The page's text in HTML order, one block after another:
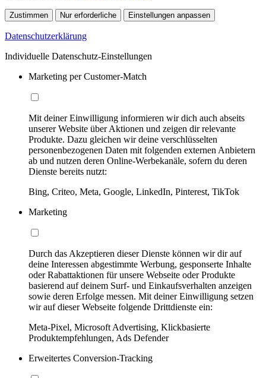
Zustimmen Nur erforderliche Einstellungen anpassen
Datenschutzerklärung
Individuelle Datenschutz-Einstellungen
Marketing per Customer-Match
Mit deiner Einwilligung informieren wir dich auch abseits
unserer Website über Aktionen und zeigen dir relevante
Produkte. Dazu gleichen wir deine verschlüsselten
personenbezogenen Daten mit folgenden externen Anbietern
ab und nutzen deren Online-Werbekanäle, sofern du deren
Dienste bereits nutzt:
Bing, Criteo, Meta, Google, LinkedIn, Pinterest, TikTok
Marketing
Durch das Akzeptieren dieser Dienste können wir dir auf
deine Interessen abgestimmte Werbung, gesponserte Inhalte
oder Rabattaktionen für unsere Webseite oder Produkte
basierend auf deinem Surf- und Einkaufsverhalten anzeigen
sowie deren Erfolge messen. Mit deiner Einwilligung setzen
wir auf dieser Webseite folgende Drittdienste ein:
Meta-Pixel, Microsoft Advertising, Klickbasierte
Produktempfehlungen, Ads Defender
Erweitertes Conversion-Tracking